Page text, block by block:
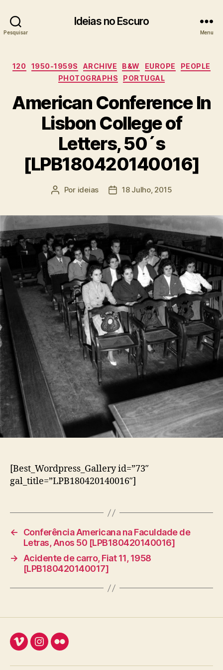
Pesquisar
Ideias no Escuro
Menu
Categorias
120 1950-1959S ARCHIVE B&W EUROPE
PEOPLE
PHOTOGRAPHS
PORTUGAL
American Conference In
Lisbon College of
Letters, 50´s
[LPB180420140016]
Autor
Por ideias
Data18 Julho, 2015
[Best_Wordpress_Gallery id=”73″
gal_title=”LPB180420140016″]
←
Conferência Americana na Faculdade de
Letras, Anos 50 [LPB180420140016]
→ Acidente de carro, Fiat 11, 1958
[LPB180420140017]
VimeoInstagram
Flickr